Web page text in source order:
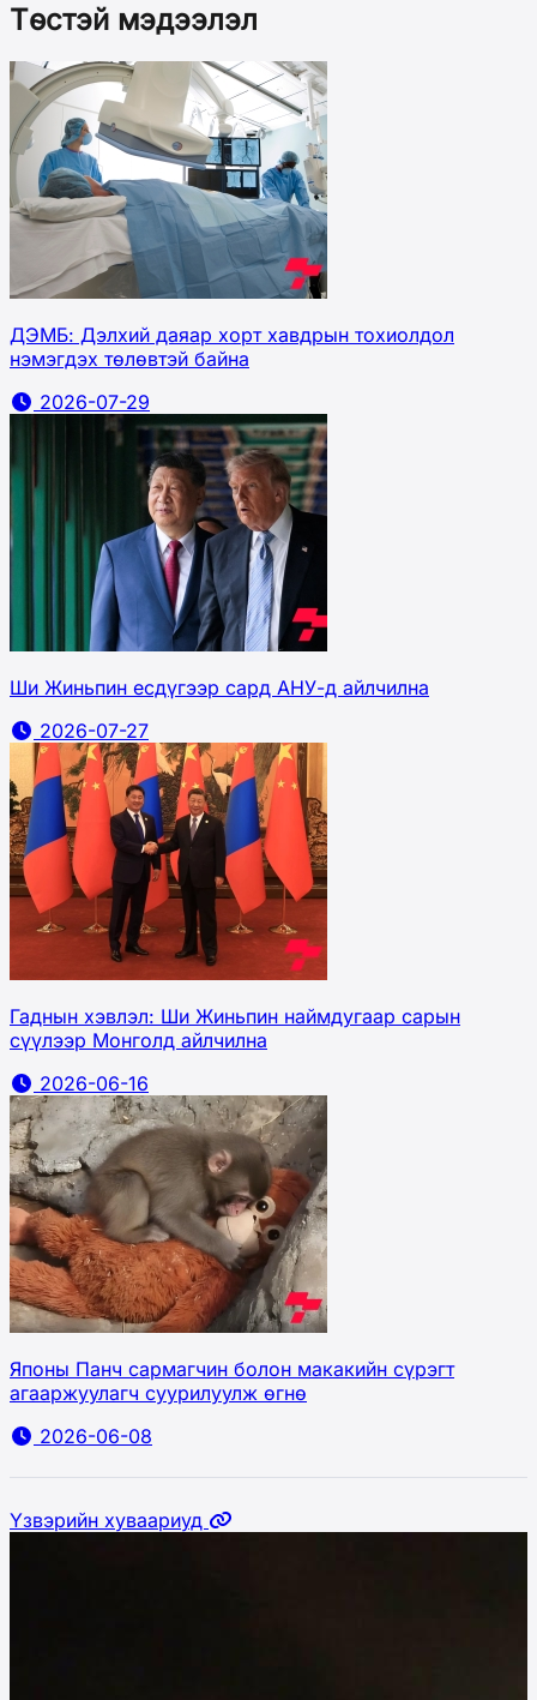
Төстэй мэдээлэл
ДЭМБ: Дэлхий даяар хорт хавдрын тохиолдол
нэмэгдэх төлөвтэй байна
2026-07-29
Ши Жиньпин есдүгээр сард АНУ-д айлчилна
2026-07-27
Гаднын хэвлэл: Ши Жиньпин наймдугаар сарын
сүүлээр Монголд айлчилна
2026-06-16
Японы Панч сармагчин болон макакийн сүрэгт
агааржуулагч суурилуулж өгнө
2026-06-08
Үзвэрийн хуваариуд